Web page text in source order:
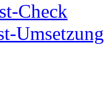
Check
Umsetzung